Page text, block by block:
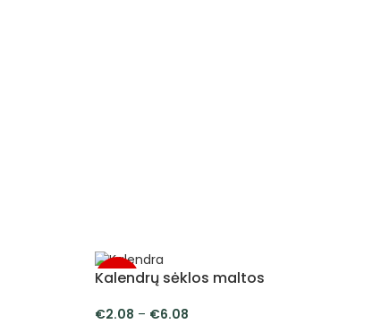
-5%
Kalendrų sėklos maltos
€2.08 – €6.08